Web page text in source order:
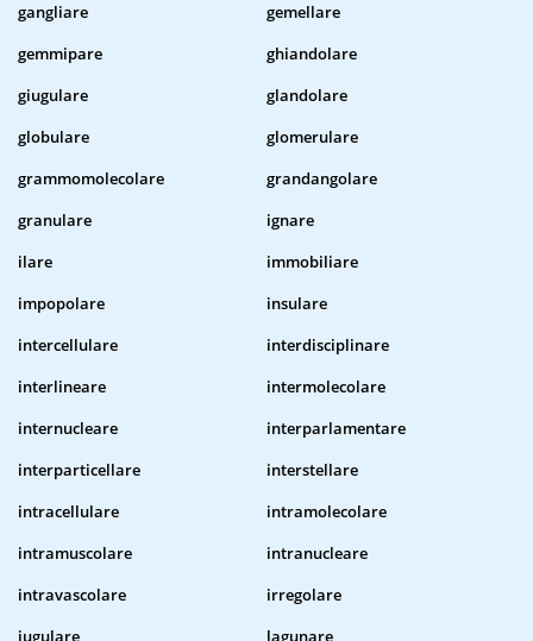
gangliare
gemellare
gemmipare
ghiandolare
giugulare
glandolare
globulare
glomerulare
grammomolecolare
grandangolare
granulare
ignare
ilare
immobiliare
impopolare
insulare
intercellulare
interdisciplinare
interlineare
intermolecolare
internucleare
interparlamentare
interparticellare
interstellare
intracellulare
intramolecolare
intramuscolare
intranucleare
intravascolare
irregolare
iugulare
lagunare